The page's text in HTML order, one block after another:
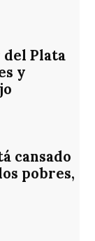
del Plata
y
cansado
pobres,